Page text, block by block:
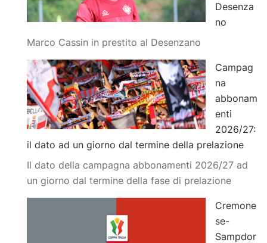
Desenza
no
Marco Cassin in prestito al Desenzano
Campag
na
abbonam
enti
2026/27:
il dato ad un giorno dal termine della prelazione
Il dato della campagna abbonamenti 2026/27 ad
un giorno dal termine della fase di prelazione
Cremone
se-
Sampdor